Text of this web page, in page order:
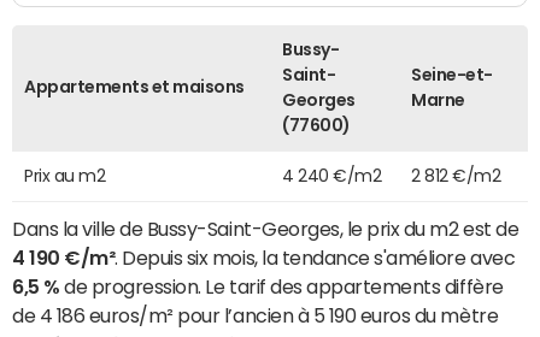
Appartements et maisons
Bussy-
Saint-
Georges
(77600)
Seine-et-
Marne
Prix au m2 4 240 €/m2 2 812 €/m2
Dans la ville de Bussy-Saint-Georges, le prix du m2 est de
4 190 €/m². Depuis six mois, la tendance s'améliore avec
6,5 % de progression. Le tarif des appartements diffère
de 4 186 euros/m² pour l’ancien à 5 190 euros du mètre